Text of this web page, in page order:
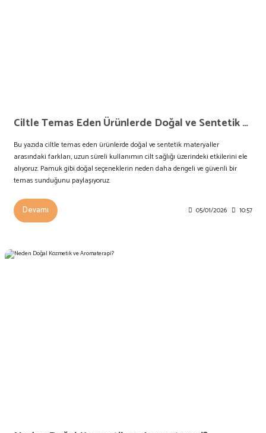
Ciltle Temas Eden Ürünlerde Doğal ve Sentetik Farkı
Bu yazıda ciltle temas eden ürünlerde doğal ve sentetik materyaller
arasındaki farkları, uzun süreli kullanımın cilt sağlığı üzerindeki etkilerini ele
alıyoruz. Pamuk gibi doğal seçeneklerin neden daha dengeli ve güvenli bir
temas sunduğunu paylaşıyoruz.
Devamı 05/01/2026 10:57